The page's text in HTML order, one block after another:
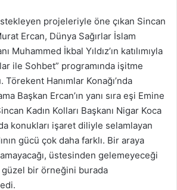
projeleriyle öne çıkan Sincan
Ercan, Dünya Sağırlar İslam
Muhammed İkbal Yıldız’ın katılımıyla
ile Sohbet” programında işitme
Hanımlar Konağı’nda
Başkan Ercan’ın yanı sıra eşi Emine
Kadın Kolları Başkanı Nigar Koca
konukları işaret diliyle selamlayan
gücü çok daha farklı. Bir araya
üstesinden gelemeyeceği
bir örneğini burada